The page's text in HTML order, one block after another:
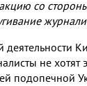
со
не хотят
подопечной